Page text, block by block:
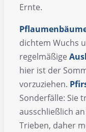
Ernte.
dichtem Wuchs
regelmäßige
hier ist der
vorzuziehen.
Sonderfälle: Sie
ausschließlich
Trieben, daher